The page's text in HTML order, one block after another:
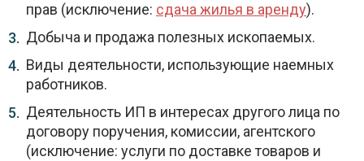
прав (исключение: сдача жилья в аренду).
Добыча и продажа полезных ископаемых.
Виды деятельности, использующие наемных
работников.
Деятельность ИП в интересах другого лица по
договору поручения, комиссии, агентского
(исключение: услуги по доставке товаров и